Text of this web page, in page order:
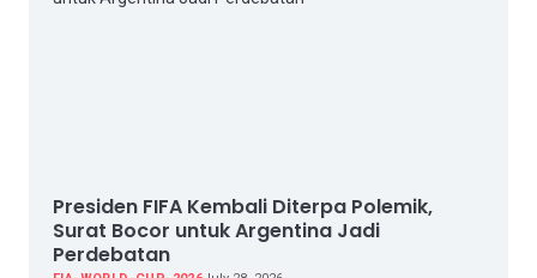
Presiden FIFA Kembali Diterpa Polemik,
Surat Bocor untuk Argentina Jadi
Perdebatan